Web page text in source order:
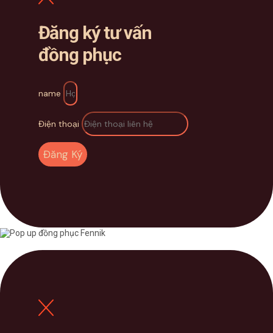
Đăng ký tư vấn
đồng phục
name
Điện thoại
Đăng Ký